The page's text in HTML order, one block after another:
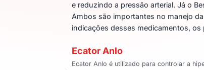
e reduzindo a pressão arterial. Já o
Ambos são importantes no manejo
indicações desses medicamentos,
Ecator Anlo
Ecator Anlo é utilizado para controlar a